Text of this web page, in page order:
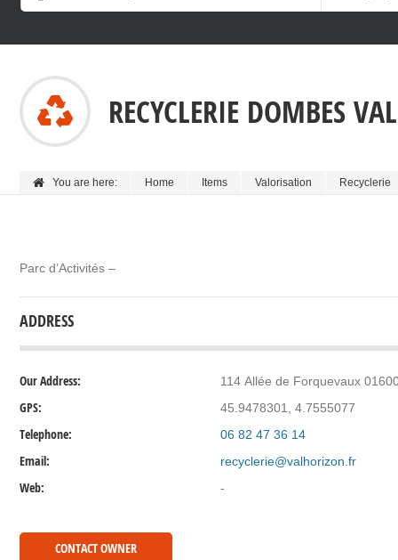
RECYCLERIE DOMBES
You are here: Home Items Valorisation Recyclerie
Parc d’Activités –
ADDRESS
Our Address: 114 Allée de Forquevaux
GPS: 45.9478301, 4.7555077
Telephone: 06 82 47 36 14
Email: recyclerie@valhorizon.fr
Web: -
CONTACT OWNER